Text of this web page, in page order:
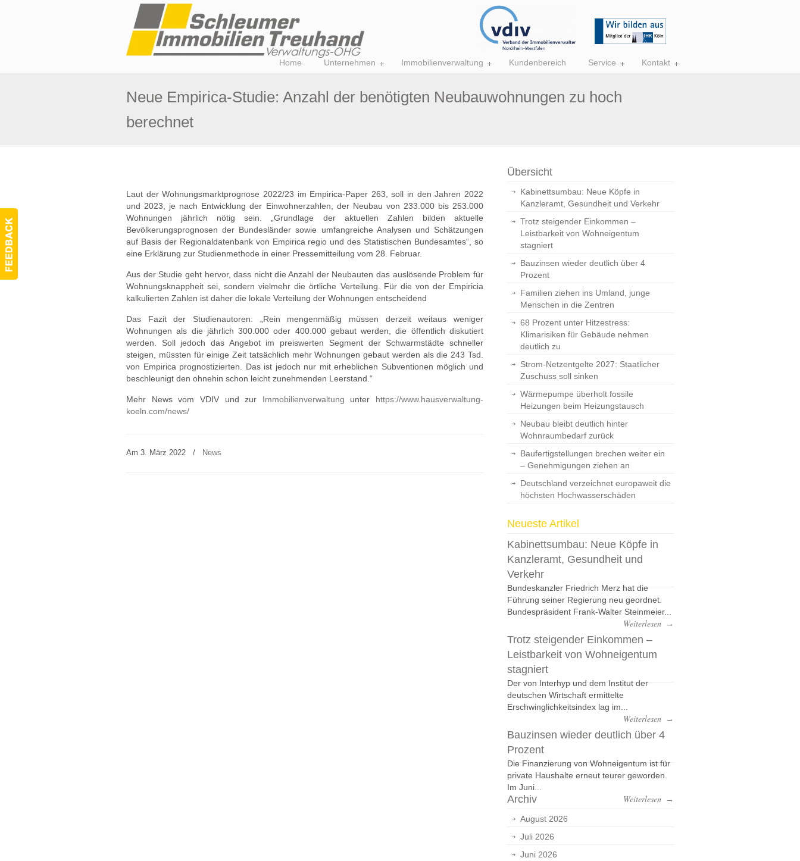
Home Unternehmen Immobilienverwaltung Kundenbereich Service Kontakt
Neue Empirica-Studie: Anzahl der benötigten Neubauwohnungen zu hoch
berechnet
Laut der Wohnungsmarktprognose 2022/23 im Empirica-Paper 263, soll in den Jahren 2022
und 2023, je nach Entwicklung der Einwohnerzahlen, der Neubau von 233.000 bis 253.000
Wohnungen jährlich nötig sein. „Grundlage der aktuellen Zahlen bilden aktuelle
Bevölkerungsprognosen der Bundesländer sowie umfangreiche Analysen und Schätzungen
auf Basis der Regionaldatenbank von Empirica regio und des Statistischen Bundesamtes“, so
eine Erklärung zur Studienmethode in einer Pressemitteilung vom 28. Februar.
Aus der Studie geht hervor, dass nicht die Anzahl der Neubauten das auslösende Problem für
Wohnungsknappheit sei, sondern vielmehr die örtliche Verteilung. Für die von der Empiricia
kalkulierten Zahlen ist daher die lokale Verteilung der Wohnungen entscheidend
Das Fazit der Studienautoren: „Rein mengenmäßig müssen derzeit weitaus weniger
Wohnungen als die jährlich 300.000 oder 400.000 gebaut werden, die öffentlich diskutiert
werden. Soll jedoch das Angebot im preiswerten Segment der Schwarmstädte schneller
steigen, müssten für einige Zeit tatsächlich mehr Wohnungen gebaut werden als die 243 Tsd.
von Empirica prognostizierten. Das ist jedoch nur mit erheblichen Subventionen möglich und
beschleunigt den ohnehin schon leicht zunehmenden Leerstand.“
Mehr News vom VDIV und zur Immobilienverwaltung unter https://www.hausverwaltung-
koeln.com/news/
Am 3. März 2022 / News
Übersicht
Kabinettsumbau: Neue Köpfe in
Kanzleramt, Gesundheit und Verkehr
Trotz steigender Einkommen –
Leistbarkeit von Wohneigentum
stagniert
Bauzinsen wieder deutlich über 4
Prozent
Familien ziehen ins Umland, junge
Menschen in die Zentren
68 Prozent unter Hitzestress:
Klimarisiken für Gebäude nehmen
deutlich zu
Strom-Netzentgelte 2027: Staatlicher
Zuschuss soll sinken
Wärmepumpe überholt fossile
Heizungen beim Heizungstausch
Neubau bleibt deutlich hinter
Wohnraumbedarf zurück
Baufertigstellungen brechen weiter ein
– Genehmigungen ziehen an
Deutschland verzeichnet europaweit die
höchsten Hochwasserschäden
Neueste Artikel
Kabinettsumbau: Neue Köpfe in
Kanzleramt, Gesundheit und
Verkehr
Bundeskanzler Friedrich Merz hat die
Führung seiner Regierung neu geordnet.
Bundespräsident Frank-Walter Steinmeier...
Weiterlesen →
Trotz steigender Einkommen –
Leistbarkeit von Wohneigentum
stagniert
Der von Interhyp und dem Institut der
deutschen Wirtschaft ermittelte
Erschwinglichkeitsindex lag im...
Weiterlesen →
Bauzinsen wieder deutlich über 4
Prozent
Die Finanzierung von Wohneigentum ist für
private Haushalte erneut teurer geworden.
Im Juni...
Weiterlesen →
Archiv
August 2026
Juli 2026
Juni 2026